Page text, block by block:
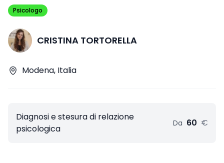
Psicologo
CRISTINA TORTORELLA
Modena, Italia
Diagnosi e stesura di relazione
psicologica
Da 60 €